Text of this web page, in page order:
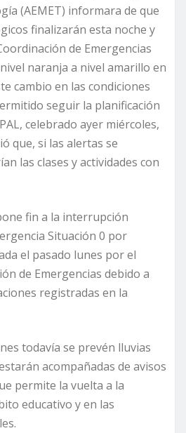
(AEMET) informara de que
finalizarán esta noche y
de Emergencias
naranja a nivel amarillo en
cambio en las condiciones
seguir la planificación
celebrado ayer miércoles,
que, si las alertas se
las clases y actividades con
fin a la interrupción
Situación 0 por
el pasado lunes por el
de Emergencias debido a
registradas en la
todavía se prevén lluvias
acompañadas de avisos
permite la vuelta a la
educativo y en las